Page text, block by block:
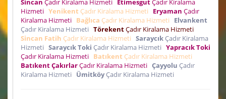
Sincan Çadır Kiralama Hizmeti EtimesgutÇadır Kiralama
Hizmeti Yenikent Çadır Kiralama Hizmeti Eryaman Çadır
Kiralama Hizmeti Bağlıca Çadır Kiralama Hizmeti
Elvankent
Çadır Kiralama Hizmeti TörekentÇadır Kiralama Hizmeti
Sincan Fatih Çadır Kiralama Hizmeti SaraycıkÇadır Kiralama
Hizmeti Saraycık Toki Çadır Kiralama Hizmeti Yapracık Toki
Çadır Kiralama Hizmeti Batıkent Çadır Kiralama Hizmeti
Batıkent ÇakırlarÇadır Kiralama Hizmeti Çayyolu Çadır
Kiralama Hizmeti
ÜmitköyÇadır Kiralama Hizmeti